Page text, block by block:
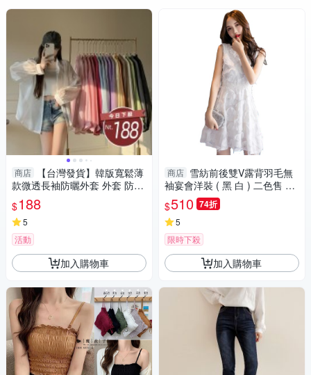
商店
【台灣發貨】韓版寬鬆薄
款微透長袖防曬外套 外套 防曬
外套 女裝 上衣 衣服【J217】
$188
5
活動
加入購物車
商店 雪紡前後雙V露背羽毛無
袖宴會洋裝 ( 黑 白 ) 二色售 11
950083
$510 74折
5
限時下殺
加入購物車